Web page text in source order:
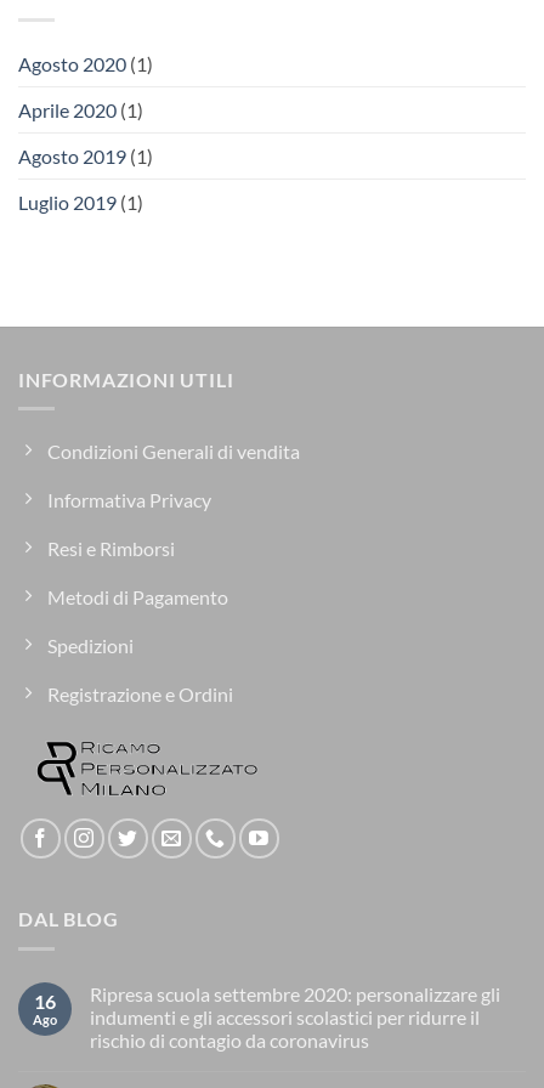
Agosto 2020 (1)
Aprile 2020 (1)
Agosto 2019 (1)
Luglio 2019 (1)
INFORMAZIONI UTILI
Condizioni Generali di vendita
Informativa Privacy
Resi e Rimborsi
Metodi di Pagamento
Spedizioni
Registrazione e Ordini
DAL BLOG
16
Ago
Ripresa scuola settembre 2020: personalizzare gli
indumenti e gli accessori scolastici per ridurre il
rischio di contagio da coronavirus